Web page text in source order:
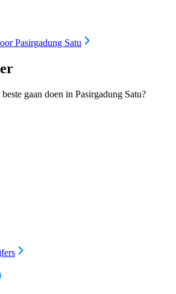
Pasirgadung Satu
gaan doen in Pasirgadung Satu?